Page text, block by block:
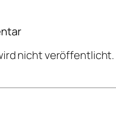
nicht veröffentlicht.